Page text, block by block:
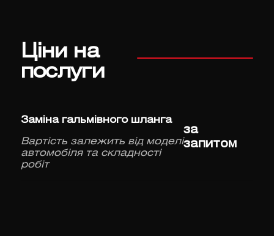
Ціни на
послуги
Заміна гальмівного шланга
Вартість залежить від моделі
автомобіля та складності
робіт
за
запитом